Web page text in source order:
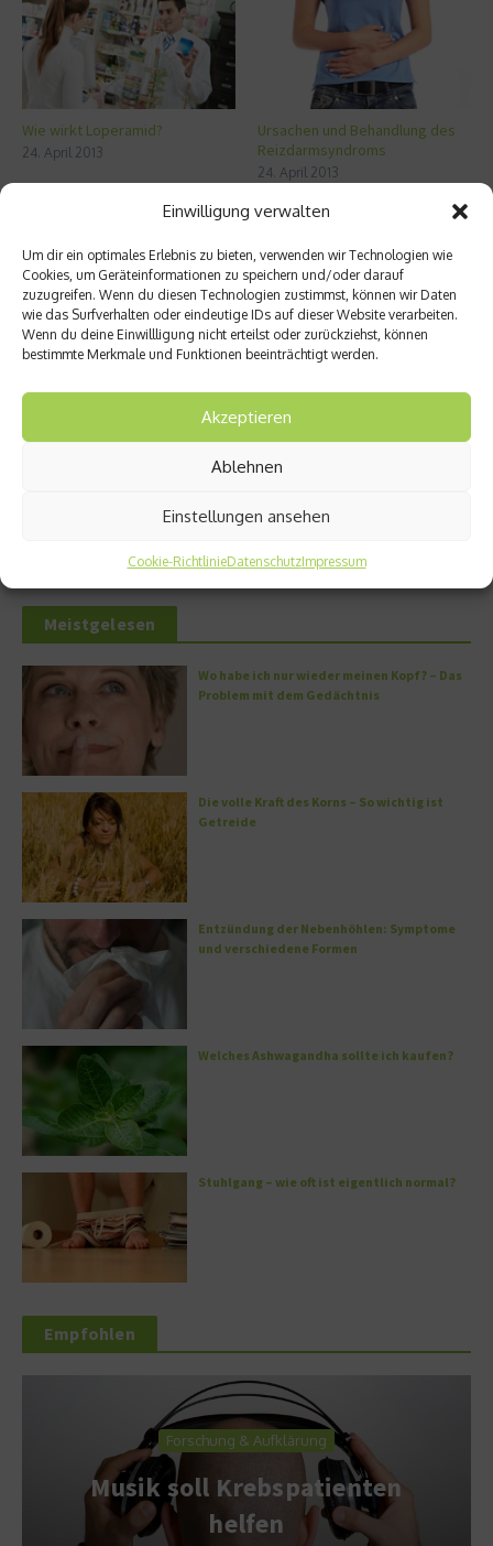
Einwilligung verwalten
Um dir ein optimales Erlebnis zu bieten, verwenden wir Technologien wie
Cookies, um Geräteinformationen zu speichern und/oder darauf
zuzugreifen. Wenn du diesen Technologien zustimmst, können wir Daten
wie das Surfverhalten oder eindeutige IDs auf dieser Website verarbeiten.
Wenn du deine Einwillligung nicht erteilst oder zurückziehst, können
bestimmte Merkmale und Funktionen beeinträchtigt werden.
Akzeptieren
Ablehnen
Einstellungen ansehen
Cookie-RichtlinieDatenschutzImpressum
Wie wirkt Loperamid?
24. April 2013
Ursachen und Behandlung des
Reizdarmsyndroms
24. April 2013
Aktuelles
5 Methoden für ein gesünderes Leben – die
müssen Sie kennen
Zellschutz neu gedacht: Wie OM24®
Sonne tanken: Die Rolle von Vitamin D für
Immunsystem und Knochen
unserem Organismus bewirkt
DERMADROP MED: Nadelfrei in die Tiefe
Meistgelesen
Wo habe ich nur wieder meinen Kopf? – Das
Problem mit dem Gedächtnis
Die volle Kraft des Korns – So wichtig ist
Getreide
Entzündung der Nebenhöhlen: Symptome
und verschiedene Formen
Welches Ashwagandha sollte ich kaufen?
Stuhlgang – wie oft ist eigentlich normal?
Empfohlen
Forschung & Aufklärung
Musik soll Krebspatienten
helfen